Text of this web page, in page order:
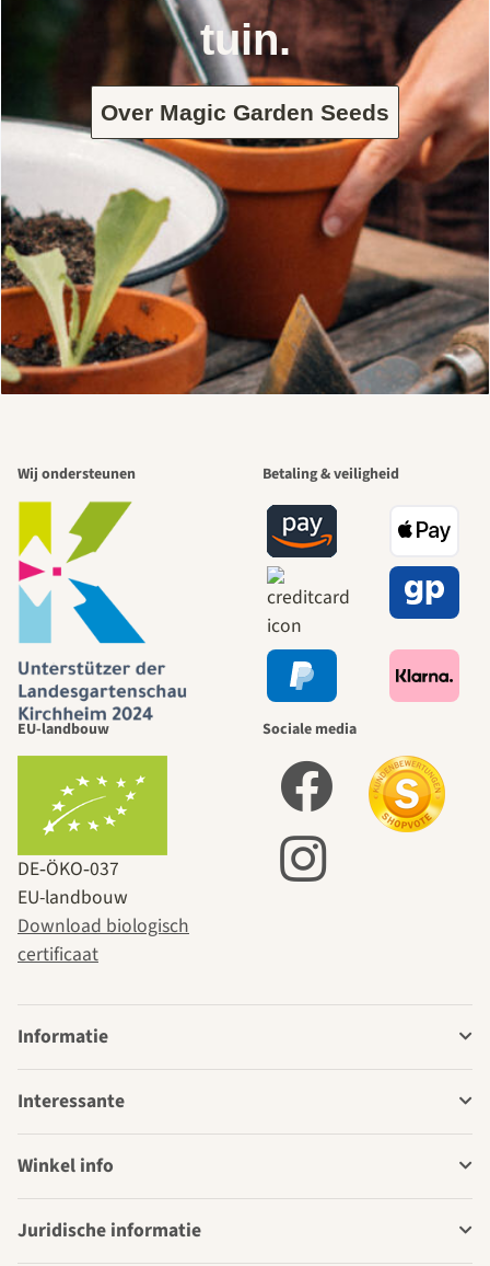
tuin.
Over Magic Garden Seeds
Wij ondersteunen Betaling & veiligheid
EU-landbouw
DE‑ÖKO‑037
EU-landbouw
Download biologisch
certificaat
Sociale media
Informatie
Interessante
Winkel info
Juridische informatie